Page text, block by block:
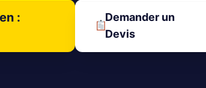
:
Demander un
Devis